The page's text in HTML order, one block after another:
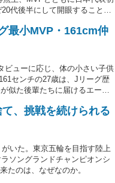
代後半にして開眼することが
最小MVP・161cm仲
ビューに応じ、体の小さい子供
センチの27歳は、Jリーグ歴
似た後輩たちに届けるエール
、挑戦を続けられる
いた。東京五輪を目指す陸上
ソングランドチャンピオンシ
たのは、なぜなのか。